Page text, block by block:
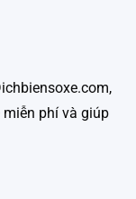
phí và giúp